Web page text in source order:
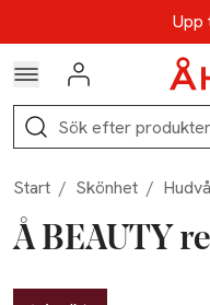
Hoppa till navigationsmenyn
Upp
Kod:
Logga in
Sök
Start / Skönhet /
Å BEAUTY